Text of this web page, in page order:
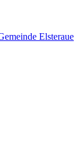
Elsteraue